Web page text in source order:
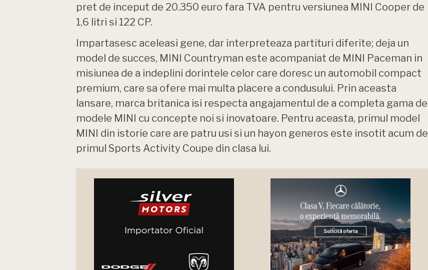
pret de inceput de 20.350 euro fara TVA pentru versiunea MINI Cooper de
1,6 litri si 122 CP.
Impartasesc aceleasi gene, dar interpreteaza partituri diferite; deja un
model de succes, MINI Countryman este acompaniat de MINI Paceman in
misiunea de a indeplini dorintele celor care doresc un automobil compact
premium, care sa ofere mai multa placere a condusului. Prin aceasta
lansare, marca britanica isi respecta angajamentul de a completa gama de
modele MINI cu concepte noi si inovatoare. Pentru aceasta, primul model
MINI din istorie care are patru usi si un hayon generos este insotit acum de
primul Sports Activity Coupe din clasa lui.